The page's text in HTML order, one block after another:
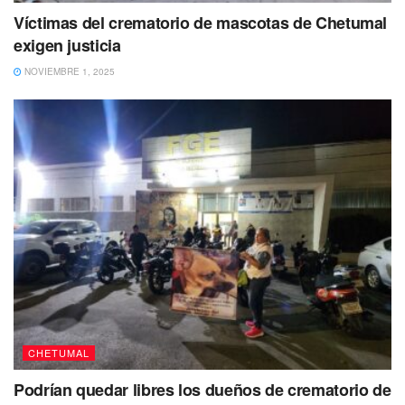
Víctimas del crematorio de mascotas de Chetumal
exigen justicia
NOVIEMBRE 1, 2025
CHETUMAL
Podrían quedar libres los dueños de crematorio de